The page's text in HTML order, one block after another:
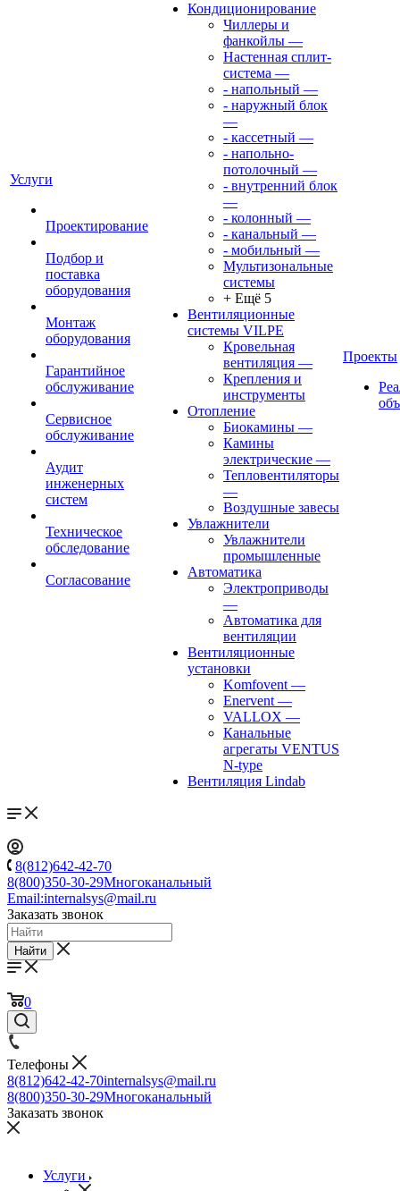
Услуги
Проектирование
Подбор и
поставка
оборудования
Монтаж
оборудования
Гарантийное
обслуживание
Сервисное
обслуживание
Аудит
инженерных
систем
Техническое
обследование
Согласование
Кондиционирование
Чиллеры и
фанкойлы —
Настенная сплит-
система —
- напольный —
- наружный блок
—
- кассетный —
- напольно-
потолочный —
- внутренний блок
—
- колонный —
- канальный —
- мобильный —
Мультизональные
системы
+ Ещё 5
Вентиляционные
системы VILPE
Кровельная
вентиляция —
Крепления и
инструменты
Отопление
Биокамины —
Камины
электрические —
Тепловентиляторы
—
Воздушные завесы
Увлажнители
Увлажнители
промышленные
Автоматика
Электроприводы
—
Автоматика для
вентиляции
Вентиляционные
установки
Komfovent —
Enervent —
VALLOX —
Канальные
агрегаты VENTUS
N-type
Вентиляция Lindab
Проекты
8(812)642-42-70
8(800)350-30-29Многоканальный
Email:internalsys@mail.ru
Заказать звонок
Найти
0
Телефоны
8(812)642-42-70internalsys@mail.ru
8(800)350-30-29Многоканальный
Заказать звонок
Услуги